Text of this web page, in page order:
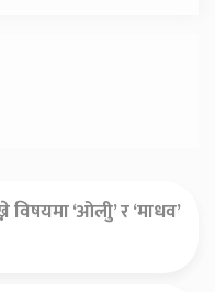
विषयमा ‘ओलीु’ र ‘माधव’